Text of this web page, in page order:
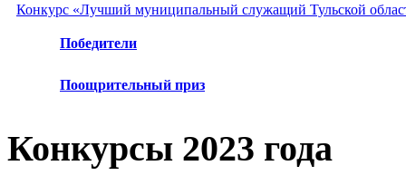
Конкурс «Лучший муниципальный служащий Тульской
Победители
Поощрительный приз
Конкурсы 2023 года